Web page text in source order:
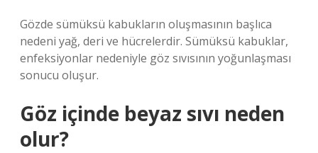
Gözde sümüksü kabukların oluşmasının başlıca
nedeni yağ, deri ve hücrelerdir. Sümüksü kabuklar,
enfeksiyonlar nedeniyle göz sıvısının yoğunlaşması
sonucu oluşur.
Göz içinde beyaz sıvı neden
olur?